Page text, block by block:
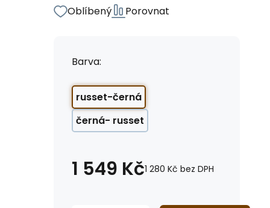
Oblíbený Porovnat
Barva:
russet-černá
černá- russet
1 549 Kč1 280 Kč bez DPH